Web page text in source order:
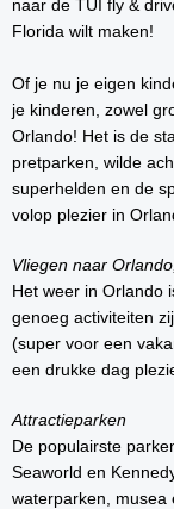
naar de TUI fly &
Florida wilt maken!
Of je nu je eigen
je kinderen, zowel
Orlando! Het is de
pretparken, wilde
superhelden en de
volop plezier in
Vliegen naar
Het weer in Orlando
genoeg activiteiten
(super voor een
een drukke dag
Attractieparken
De populairste
Seaworld en
waterparken, musea